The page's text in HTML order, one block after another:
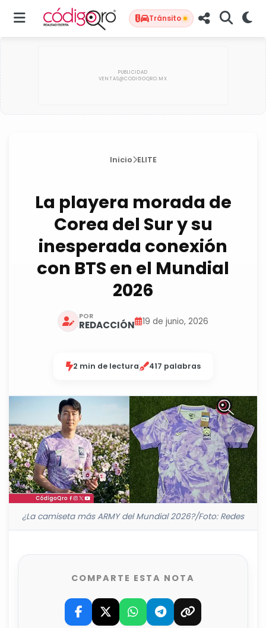
Tránsito
Inicio ELITE
La playera morada de
Corea del Sur y su
inesperada conexión
con BTS en el Mundial
2026
POR
REDACCIÓN 19 de junio, 2026
2 min de lectura 417 palabras
¿La camiseta más ARMY del Mundial 2026?/Foto: Redes
COMPARTE ESTA NOTA